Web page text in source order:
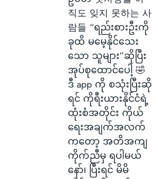
직도 잊지 못하는 사
람들 “ရည်းစားဦးကို
ခုထိ မမေ့နိုင်သေး
သော သူများ”ဆိုပြီး
အုပ်စုထောင်ပေါ့ 🤣
ဒီ app ကို စသုံးပြီးဆို
ရင် ကိုရီးယားနိုင်ငံရဲ့
ထုံးစံအတိုင်း ကိုယ်
ရေးအချက်အလက်
ကတော့ အတိအကျ
ကိုက်ညီမှ ရပါမယ်
နော်၊ ပြီးရင် မိမိ